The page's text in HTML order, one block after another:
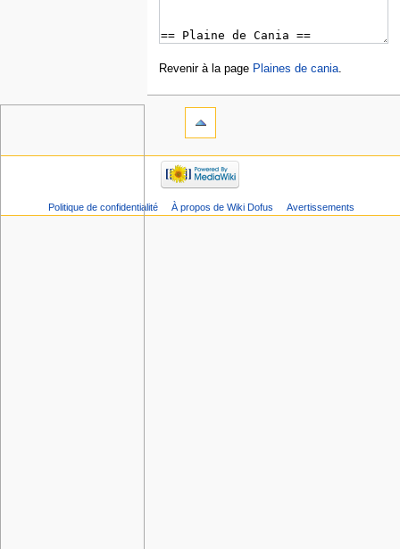
Revenir à la page Plaines de cania.
Politique de confidentialité À propos de Wiki Dofus Avertissements